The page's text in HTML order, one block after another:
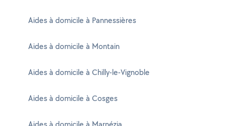
Aides à domicile à Pannessières
Aides à domicile à Montain
Aides à domicile à Chilly-le-Vignoble
Aides à domicile à Cosges